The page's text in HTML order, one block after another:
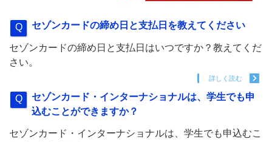
セゾンカードの締め日と支払日を教えてください
セゾンカードの締め日と支払日はいつですか？教えてくだ
さい。
詳しく読む
セゾンカード・インターナショナルは、学生でも申
込むことができますか？
セゾンカード・インターナショナルは、学生でも申込むこ